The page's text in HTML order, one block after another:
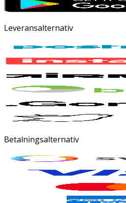
Leveransalternativ
Betalningsalternativ